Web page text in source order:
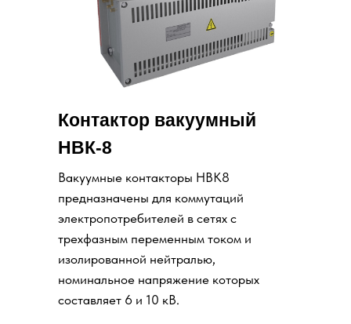
Контактор вакуумный
НВК-8
Вакуумные контакторы НВК8
предназначены для коммутаций
электропотребителей в сетях с
трехфазным переменным током и
изолированной нейтралью,
номинальное напряжение которых
составляет 6 и 10 кВ.